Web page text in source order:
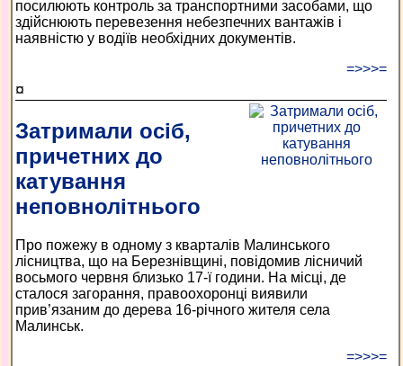
посилюють контроль за транспортними засобами, що
здійснюють перевезення небезпечних вантажів і
наявністю у водіїв необхідних документів.
=>>>=
¤
Затримали осіб,
причетних до
катування
неповнолітнього
Про пожежу в одному з кварталів Малинського
лісництва, що на Березнівщині, повідомив лісничий
восьмого червня близько 17-ї години. На місці, де
сталося загорання, правоохоронці виявили
прив’язаним до дерева 16-річного жителя села
Малинськ.
=>>>=